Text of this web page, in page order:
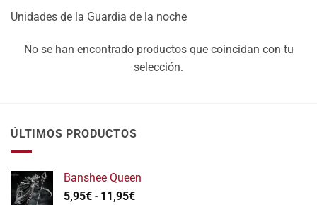
Unidades de la Guardia de la noche
No se han encontrado productos que coincidan con tu
selección.
ÚLTIMOS PRODUCTOS
Banshee Queen
5,95€ - 11,95€Rango